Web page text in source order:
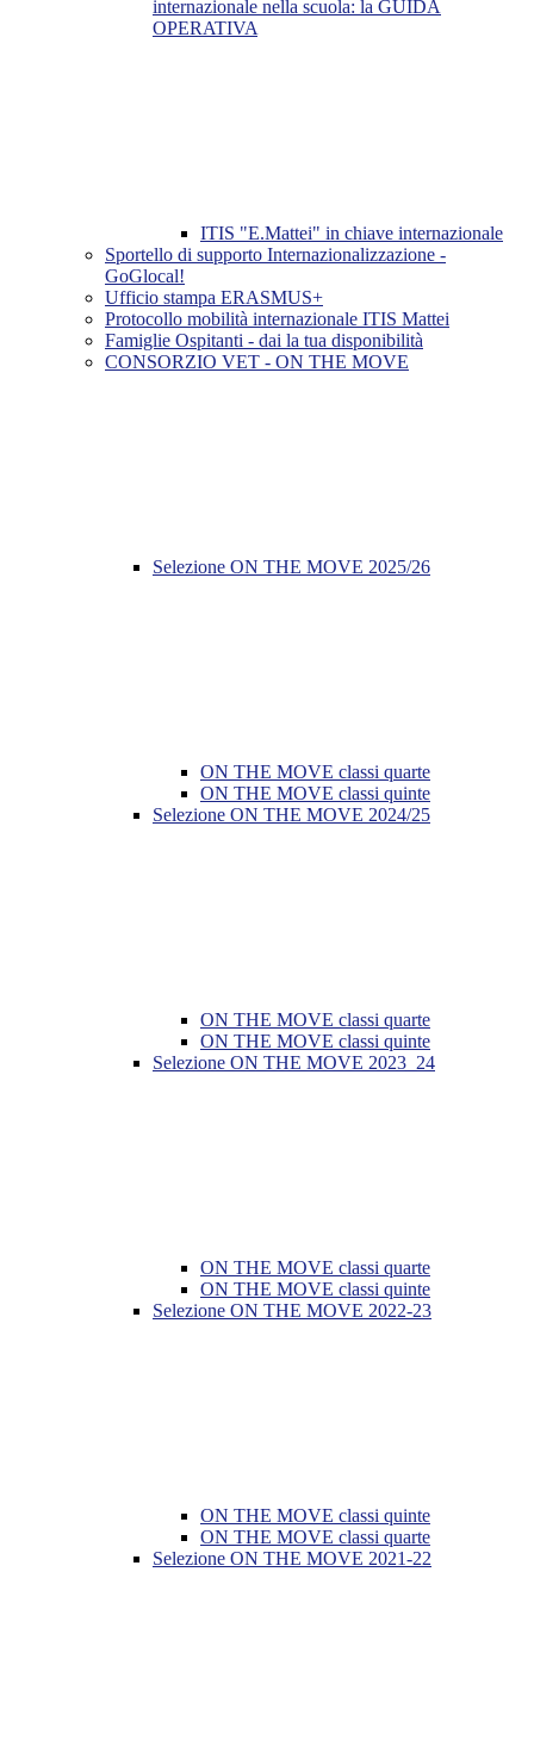
internazionale nella scuola: la GUIDA
OPERATIVA
ITIS "E.Mattei" in chiave internazionale
Sportello di supporto Internazionalizzazione -
GoGlocal!
Ufficio stampa ERASMUS+
Protocollo mobilità internazionale ITIS Mattei
Famiglie Ospitanti - dai la tua disponibilità
CONSORZIO VET - ON THE MOVE
Selezione ON THE MOVE 2025/26
ON THE MOVE classi quarte
ON THE MOVE classi quinte
Selezione ON THE MOVE 2024/25
ON THE MOVE classi quarte
ON THE MOVE classi quinte
Selezione ON THE MOVE 2023_24
ON THE MOVE classi quarte
ON THE MOVE classi quinte
Selezione ON THE MOVE 2022-23
ON THE MOVE classi quinte
ON THE MOVE classi quarte
Selezione ON THE MOVE 2021-22